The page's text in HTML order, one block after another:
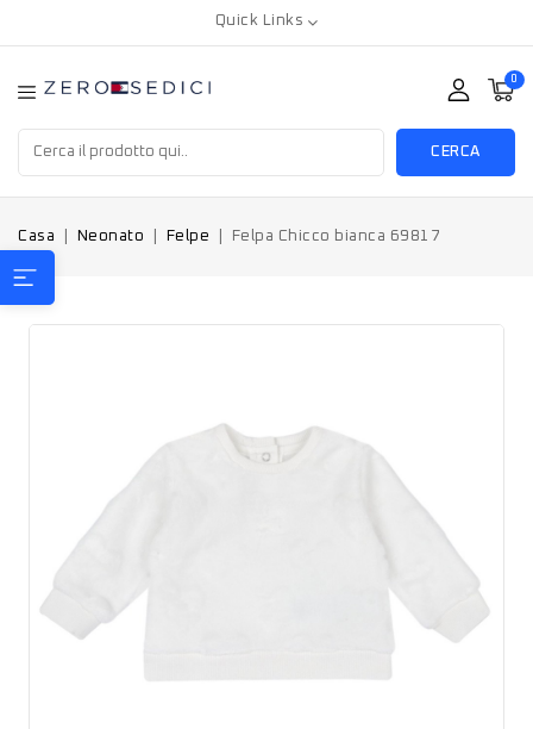
Quick Links
0
CERCA
Casa Neonato Felpe Felpa Chicco bianca 69817